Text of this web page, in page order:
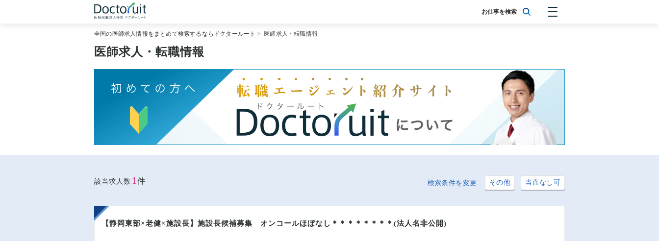
お仕事を検索
[常勤] 科目から探す
Doctoruitについて
運営者情報
プライバシーポリシー
全国の医師求人情報をまとめて検索するならドクタールート > 医師求人・転職情報
医師求人・転職情報
該当求人数 1件 検索条件を変更: その他 当直なし可
【静岡東部×老健×施設長】施設長候補募集 オンコールほぼなし＊＊＊＊＊＊＊＊(法人名非公開)